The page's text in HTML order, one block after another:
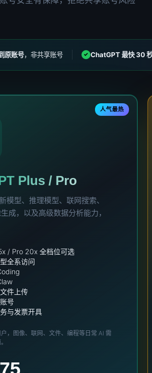
原账号，非共享账号 ✓ ChatGPT 最快 30
人气最热
Plus / Pro
模型、推理模型、联网搜索、
成，以及高级数据分析能力，
/ Pro 20x 全档位可选
全系访问
件上传
号
与发票开具
，图像、联网、文件、编程等日常 AI 需